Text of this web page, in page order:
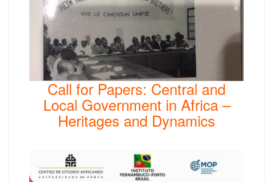
Call for Papers: Central and
Local Government in Africa –
Heritages and Dynamics